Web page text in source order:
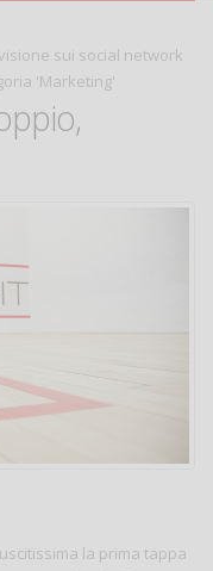
sui social network
'Marketing'
la prima tappa